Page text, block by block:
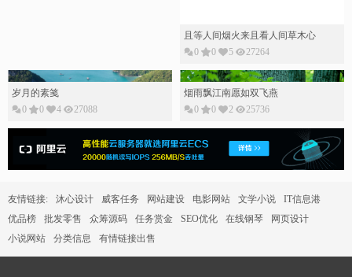
且等人间烟火来且看人间草木心
0
0 5 27264
岁月的素䇳
0
0 4 27088
烟雨飘江南愿如双飞燕
0
0 2 25736
友情链接: 沐心设计 威客任务 网站建设 电影网站 文学小说
IT信息港
优品榜
批发零售 众筹源码 任务赏金 SEO优化 在线钢琴
网页设计
小说网站
分类信息 有情链接出售